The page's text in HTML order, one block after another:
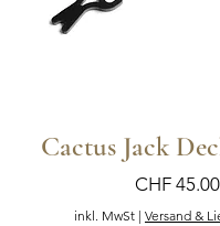
Cactus Jack
Preis
CHF 45.00
inkl. MwSt | Versand &